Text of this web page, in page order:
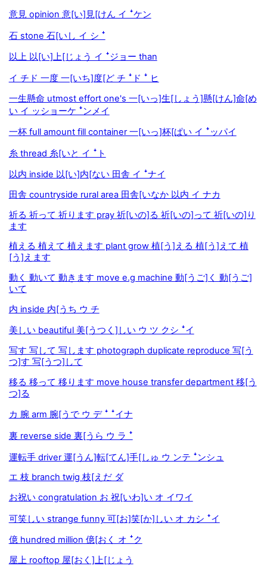
意見 opinion 意[い]見[けん イ ꜜケン
石 stone 石[いし イ シ ꜜ
以上 以[い]上[じょう イ ꜜジョー than
イ チド 一度 一[いち]度[ど チ ꜜド ꜜ ヒ
一生懸命 utmost effort one's 一[いっ]生[しょう]懸[けん]命[め
い イ ッショーケ ꜜンメイ
一杯 full amount fill container 一[いっ]杯[ぱい イ ꜜッパイ
糸 thread 糸[いと イ ꜜト
以内 inside 以[い]内[ない 田舎 イ ꜜナイ
田舎 countryside rural area 田舎[いなか 以内 イ ナカ
祈る 祈って 祈ります pray 祈[いの]る 祈[いの]って 祈[いの]り
ます
植える 植えて 植えます plant grow 植[う]える 植[う]えて 植
[う]えます
動く 動いて 動きます move e.g machine 動[うご]く 動[うご]
いて
内 inside 内[うち ウ チ
美しい beautiful 美[うつく]しい ウ ツ クシ ꜜイ
写す 写して 写します photograph duplicate reproduce 写[う
つ]す 写[うつ]して
移る 移って 移ります move house transfer department 移[う
つ]る
カ 腕 arm 腕[うで ウ デ ꜜ ꜜイナ
裏 reverse side 裏[うら ウ ラ ꜜ
運転手 driver 運[うん]転[てん]手[しゅ ウ ンテ ꜜンシュ
エ 枝 branch twig 枝[えだ ダ
お祝い congratulation お 祝[いわ]い オ イワイ
可笑しい strange funny 可[お]笑[か]しい オ カシ ꜜイ
億 hundred million 億[おく オ ꜜク
屋上 rooftop 屋[おく]上[じょう